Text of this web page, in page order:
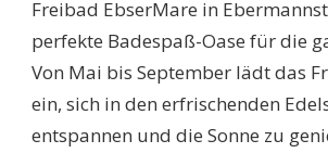
Freibad EbserMare in
perfekte Badespaß-Oase für die
Von Mai bis September lädt das
ein, sich in den erfrischenden
entspannen und die Sonne zu